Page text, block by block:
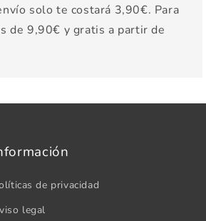
solo te costará 3,90€. Para
de 9,90€ y gratis a partir de
de privacidad
legal